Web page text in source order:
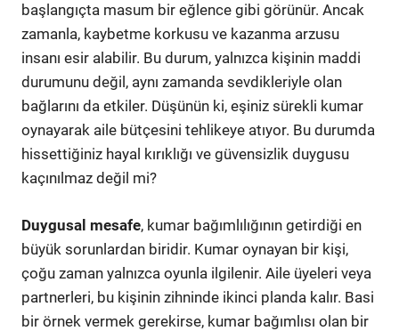
başlangıçta masum bir eğlence gibi görünür. Ancak
zamanla, kaybetme korkusu ve kazanma arzusu
insanı esir alabilir. Bu durum, yalnızca kişinin maddi
durumunu değil, aynı zamanda sevdikleriyle olan
bağlarını da etkiler. Düşünün ki, eşiniz sürekli kumar
oynayarak aile bütçesini tehlikeye atıyor. Bu durumda
hissettiğiniz hayal kırıklığı ve güvensizlik duygusu
kaçınılmaz değil mi?
Duygusal mesafe, kumar bağımlılığının getirdiği en
büyük sorunlardan biridir. Kumar oynayan bir kişi,
çoğu zaman yalnızca oyunla ilgilenir. Aile üyeleri veya
partnerleri, bu kişinin zihninde ikinci planda kalır. Basi
bir örnek vermek gerekirse, kumar bağımlısı olan bir